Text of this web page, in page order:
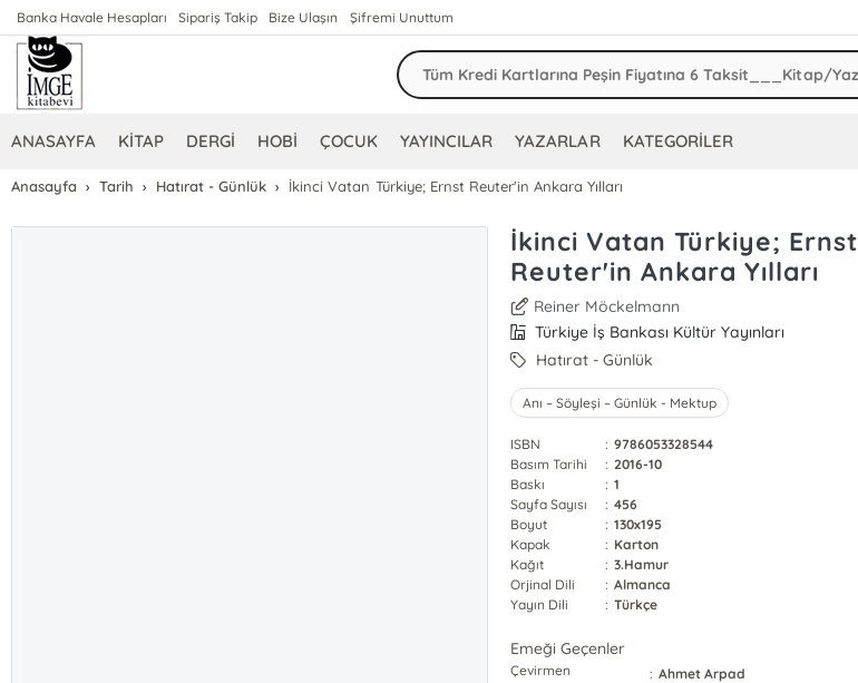
Banka Havale Hesapları Sipariş Takip Bize Ulaşın Şifremi Unuttum
ANASAYFA KİTAP DERGİ HOBİ ÇOCUK YAYINCILAR YAZARLAR KATEGORİLER
Anasayfa Tarih Hatırat - Günlük İkinci Vatan Türkiye; Ernst Reuter'in Ankara Yılları
İkinci Vatan Türkiye; Ernst
Reuter'in Ankara Yılları
Reiner Möckelmann
Türkiye İş Bankası Kültür Yayınları
Hatırat - Günlük
Anı – Söyleşi – Günlük - Mektup
ISBN : 9786053328544
Basım Tarihi
: 2016-10
Baskı
: 1
Sayfa Sayısı
: 456
Boyut
: 130x195
Kapak
: Karton
Kağıt
: 3.Hamur
Orjinal Dili
: Almanca
Yayın Dili
: Türkçe
Emeği Geçenler
Çevirmen : Ahmet Arpad